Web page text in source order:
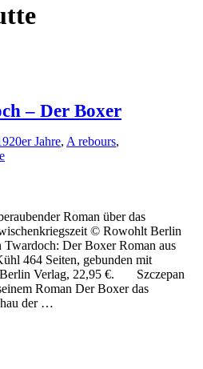
– Der Boxer
Jahre, A rebours,
Roman über das
© Rowohlt Berlin
Der Boxer Roman aus
464 Seiten, gebunden mit
Berlin Verlag, 22,95 €. Szczepan
Roman Der Boxer das
der …